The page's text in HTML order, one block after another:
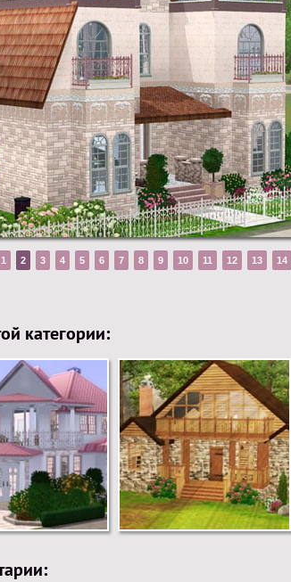
1 2 3 4 5 6 7 8 9 10 11 12 13 14
категории: